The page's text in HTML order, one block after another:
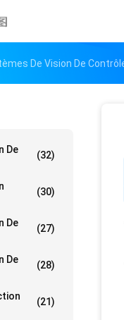
De Vision De
De
(32)
(30)
De
(27)
De
(28)
(21)